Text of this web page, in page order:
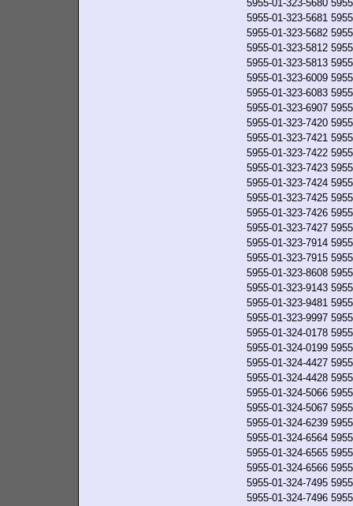
5955-01-323-5680
5955-01-323-5681
5955-01-323-5682
5955-01-323-5812
5955-01-323-5813
5955-01-323-6009
5955-01-323-6083
5955-01-323-6907
5955-01-323-7420
5955-01-323-7421
5955-01-323-7422
5955-01-323-7423
5955-01-323-7424
5955-01-323-7425
5955-01-323-7426
5955-01-323-7427
5955-01-323-7914
5955-01-323-7915
5955-01-323-8608
5955-01-323-9143
5955-01-323-9481
5955-01-323-9997
5955-01-324-0178
5955-01-324-0199
5955-01-324-4427
5955-01-324-4428
5955-01-324-5066
5955-01-324-5067
5955-01-324-6239
5955-01-324-6564
5955-01-324-6565
5955-01-324-6566
5955-01-324-7495
5955-01-324-7496